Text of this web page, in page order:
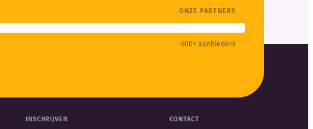
ONZE PARTNERS
600+ aanbieders
INSCHRIJVEN CONTACT